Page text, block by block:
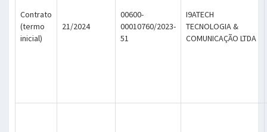
Contrato
(termo
inicial)
21/2024
00600-
00010760/2023-
51
I9ATECH
TECNOLOGIA &
COMUNICAÇÃO LTDA